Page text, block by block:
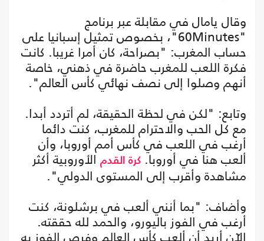
وقال يامال في مقابلة عبر برنامج
"60Minutes"، بخصوص تمثيل إسبانيا على
حساب المغرب: "بصراحة، كان أمرا غريبا. كانت
فكرة اللعب للمغرب حاضرة في ذهني، خاصة
أنهم وصلوا إلى نصف نهائي كأس العالم".
وتابع: "لكن في لحظة الحقيقة، لم أتردد أبدا.
مع كل الحب والاحترام للمغرب، كنت دائما
أرغب في اللعب في كأس أمم أوروبا، وأن
ألعب هنا في أوروبا. كرة القدم الأوروبية أكثر
مشاهدة وأقرب إلى المستوى الدولي".
وأضاف: "بما أنني ألعب في برشلونة، كنت
أرغب في الفوز باليورو، والحمد لله حققته.
الآن أريد أن ألعب كأس العالم وفرص الفوز به